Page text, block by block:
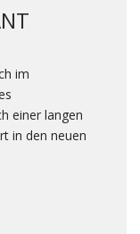
im
einer langen
in den neuen